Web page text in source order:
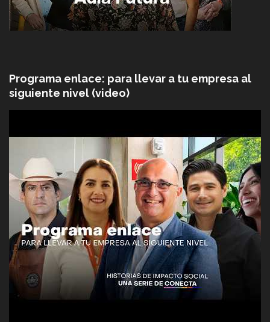
Programa enlace: para llevar a tu empresa al
siguiente nivel (video)